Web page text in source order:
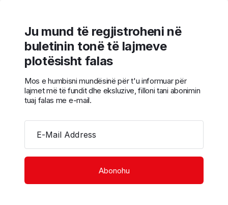
Ju mund të regjistroheni në
buletinin tonë të lajmeve
plotësisht falas
Mos e humbisni mundësinë për t'u informuar për
lajmet më të fundit dhe eksluzive, filloni tani abonimin
tuaj falas me e-mail.
E-Mail Address